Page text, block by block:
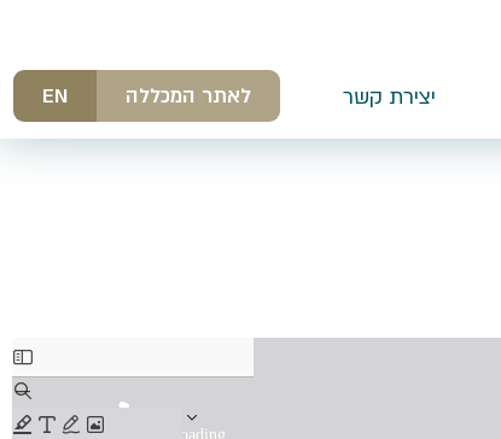
יצירת קשר לאתר המכללה EN